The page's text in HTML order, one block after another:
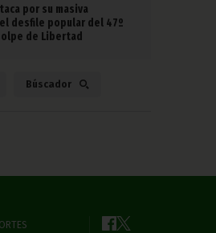
por su masiva
desfile popular del 47º
de Libertad
Búscador